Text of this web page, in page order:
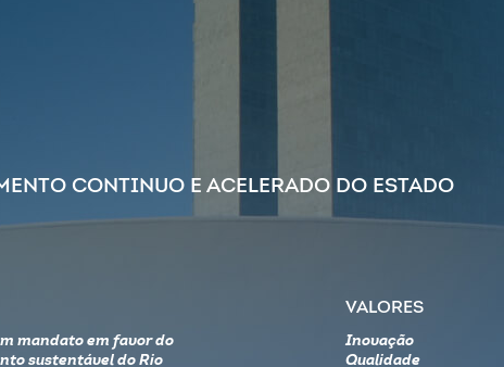
CONTINUO E ACELERADO DO ESTADO
mandato em favor do
sustentável do Rio
VALORES
Inovação
Qualidade